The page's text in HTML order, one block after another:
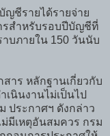
ญชีรายได้รายจ่าย
รสำหรับรอบปีบัญชีที่
บภายใน 150 วันนับ
าร หลักฐานเกี่ยวกับ
นินงานไม่เป็นไป
ระกาศฯ ดังกล่าว
มีเหตุอันสมควร กรม